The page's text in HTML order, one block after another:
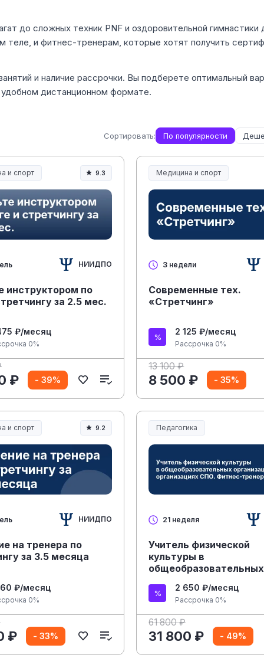
до сложных техник PNF и оздоровительной гимнастики
и фитнес-тренерам, которые хотят получить
и наличие рассрочки. Вы подберете оптимальный
дистанционном формате.
Сортировать: По популярности
и спорт
спорт и здоровье
9.3
НИИДПО
инструктором по
за 2.5 мес.
₽/месяц
0%
₽ - 39%
Медицина и спорт
Медицина, спорт и здоровье
3 недели
Современные тех.
«Стретчинг»
2 125 ₽/месяц
Рассрочка 0%
13 100 ₽
8 500 ₽ - 35%
и спорт
спорт и здоровье
9.2
НИИДПО
на тренера по
за 3.5 месяца
₽/месяц
0%
₽ - 33%
Педагогика
Образование и педагогика
21 неделя
Учитель физической
культуры в
общеобразовательных
организациях СПО.
тренер
2 650 ₽/месяц
Рассрочка 0%
61 800 ₽
31 800 ₽ - 49%